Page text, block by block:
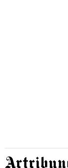
Artribune